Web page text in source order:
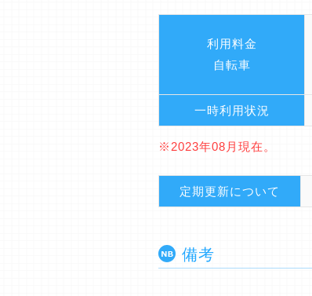
利用料金
自転車
一時利用状況
※2023年08月現在。
定期更新について
備考